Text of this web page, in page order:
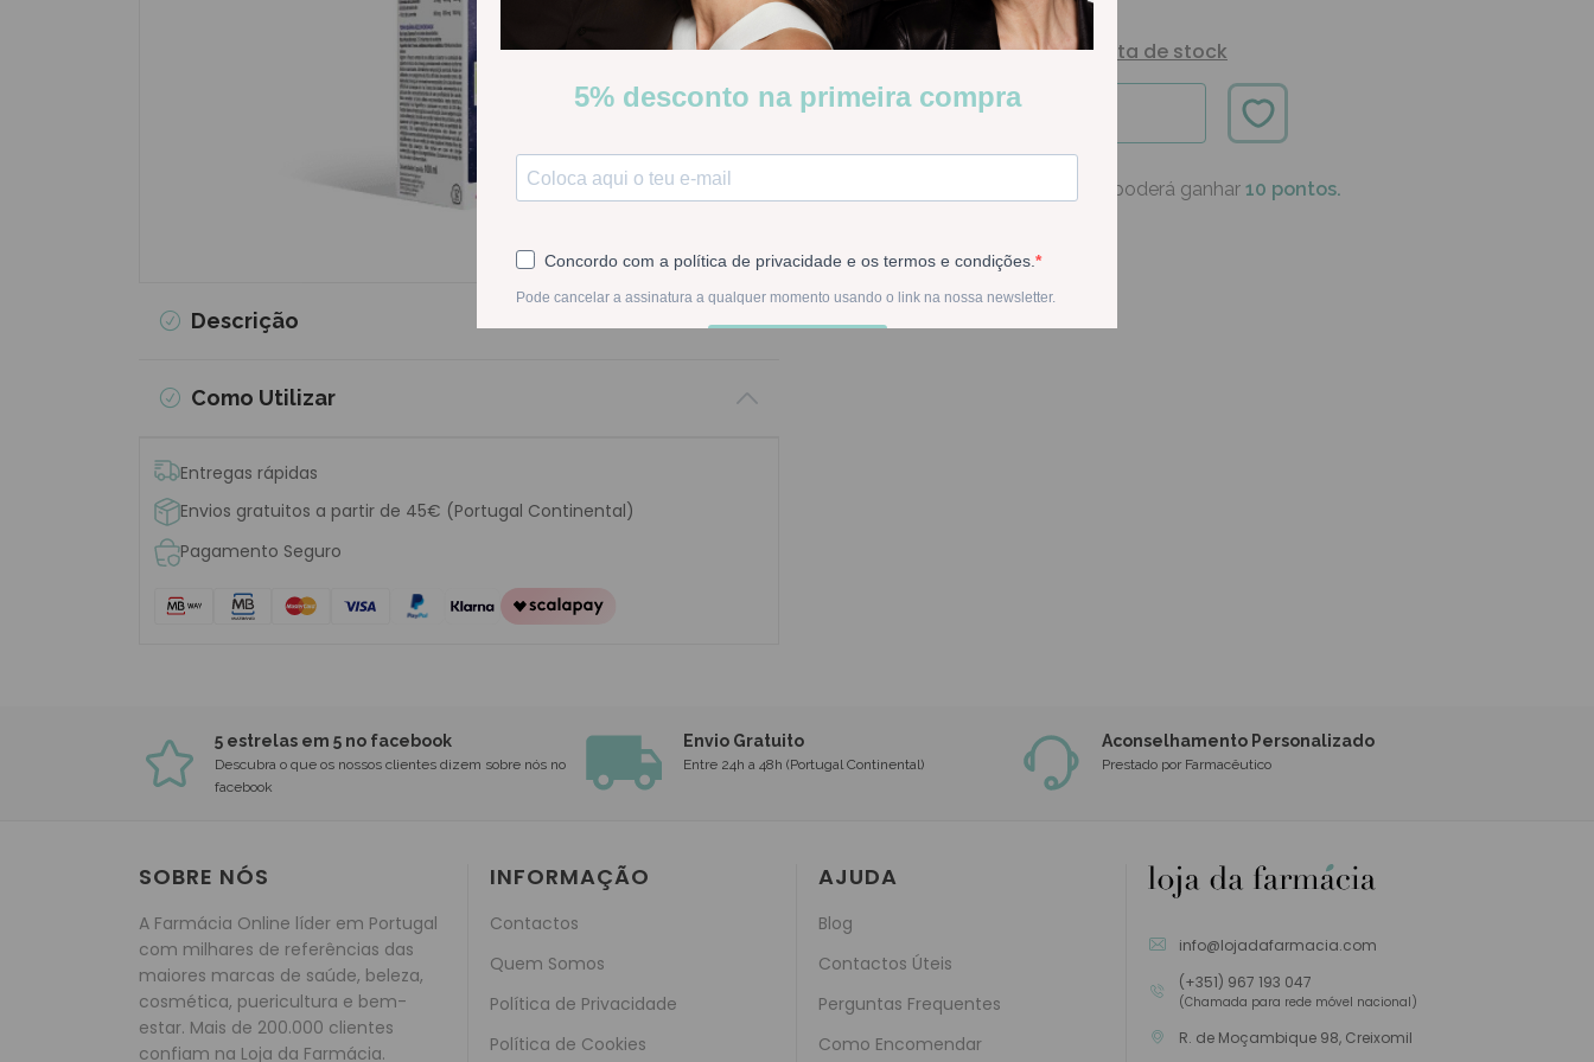
Descrição
Como Utilizar
Entregas rápidas
Envios gratuitos a partir de 45€ (Portugal Continental)
Pagamento Seguro
Stock: Indisponível Alerta de stock
INDISPONÍVEL
Na compra deste produto poderá ganhar 10 pontos.
5 estrelas em 5 no facebook
Descubra o que os nossos clientes dizem sobre nós no
facebook
Envio Gratuito
Entre 24h a 48h (Portugal Continental)
Aconselhamento Personalizado
Prestado por Farmacêutico
SOBRE NÓS
A Farmácia Online líder em Portugal
com milhares de referências das
maiores marcas de saúde, beleza,
cosmética, puericultura e bem-
estar. Mais de 200.000 clientes
confiam na Loja da Farmácia.
INFORMAÇÃO
Contactos
Quem Somos
Política de Privacidade
Política de Cookies
AJUDA
Blog
Contactos Úteis
Perguntas Frequentes
Como Encomendar
info@lojadafarmacia.com
(+351) 967 193 047
(Chamada para rede móvel nacional)
R. de Moçambique 98, Creixomil